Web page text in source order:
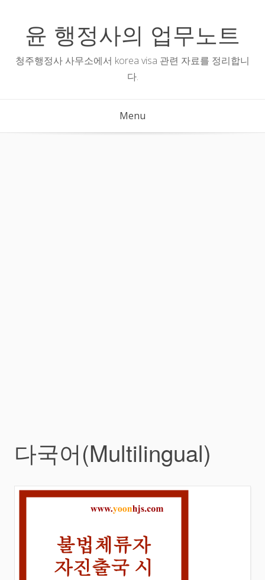
content윤 행정사의 업무노트
청주행정사 사무소에서 korea visa 관련 자료를 정리합니
다.
Menu
다국어(Multilingual)